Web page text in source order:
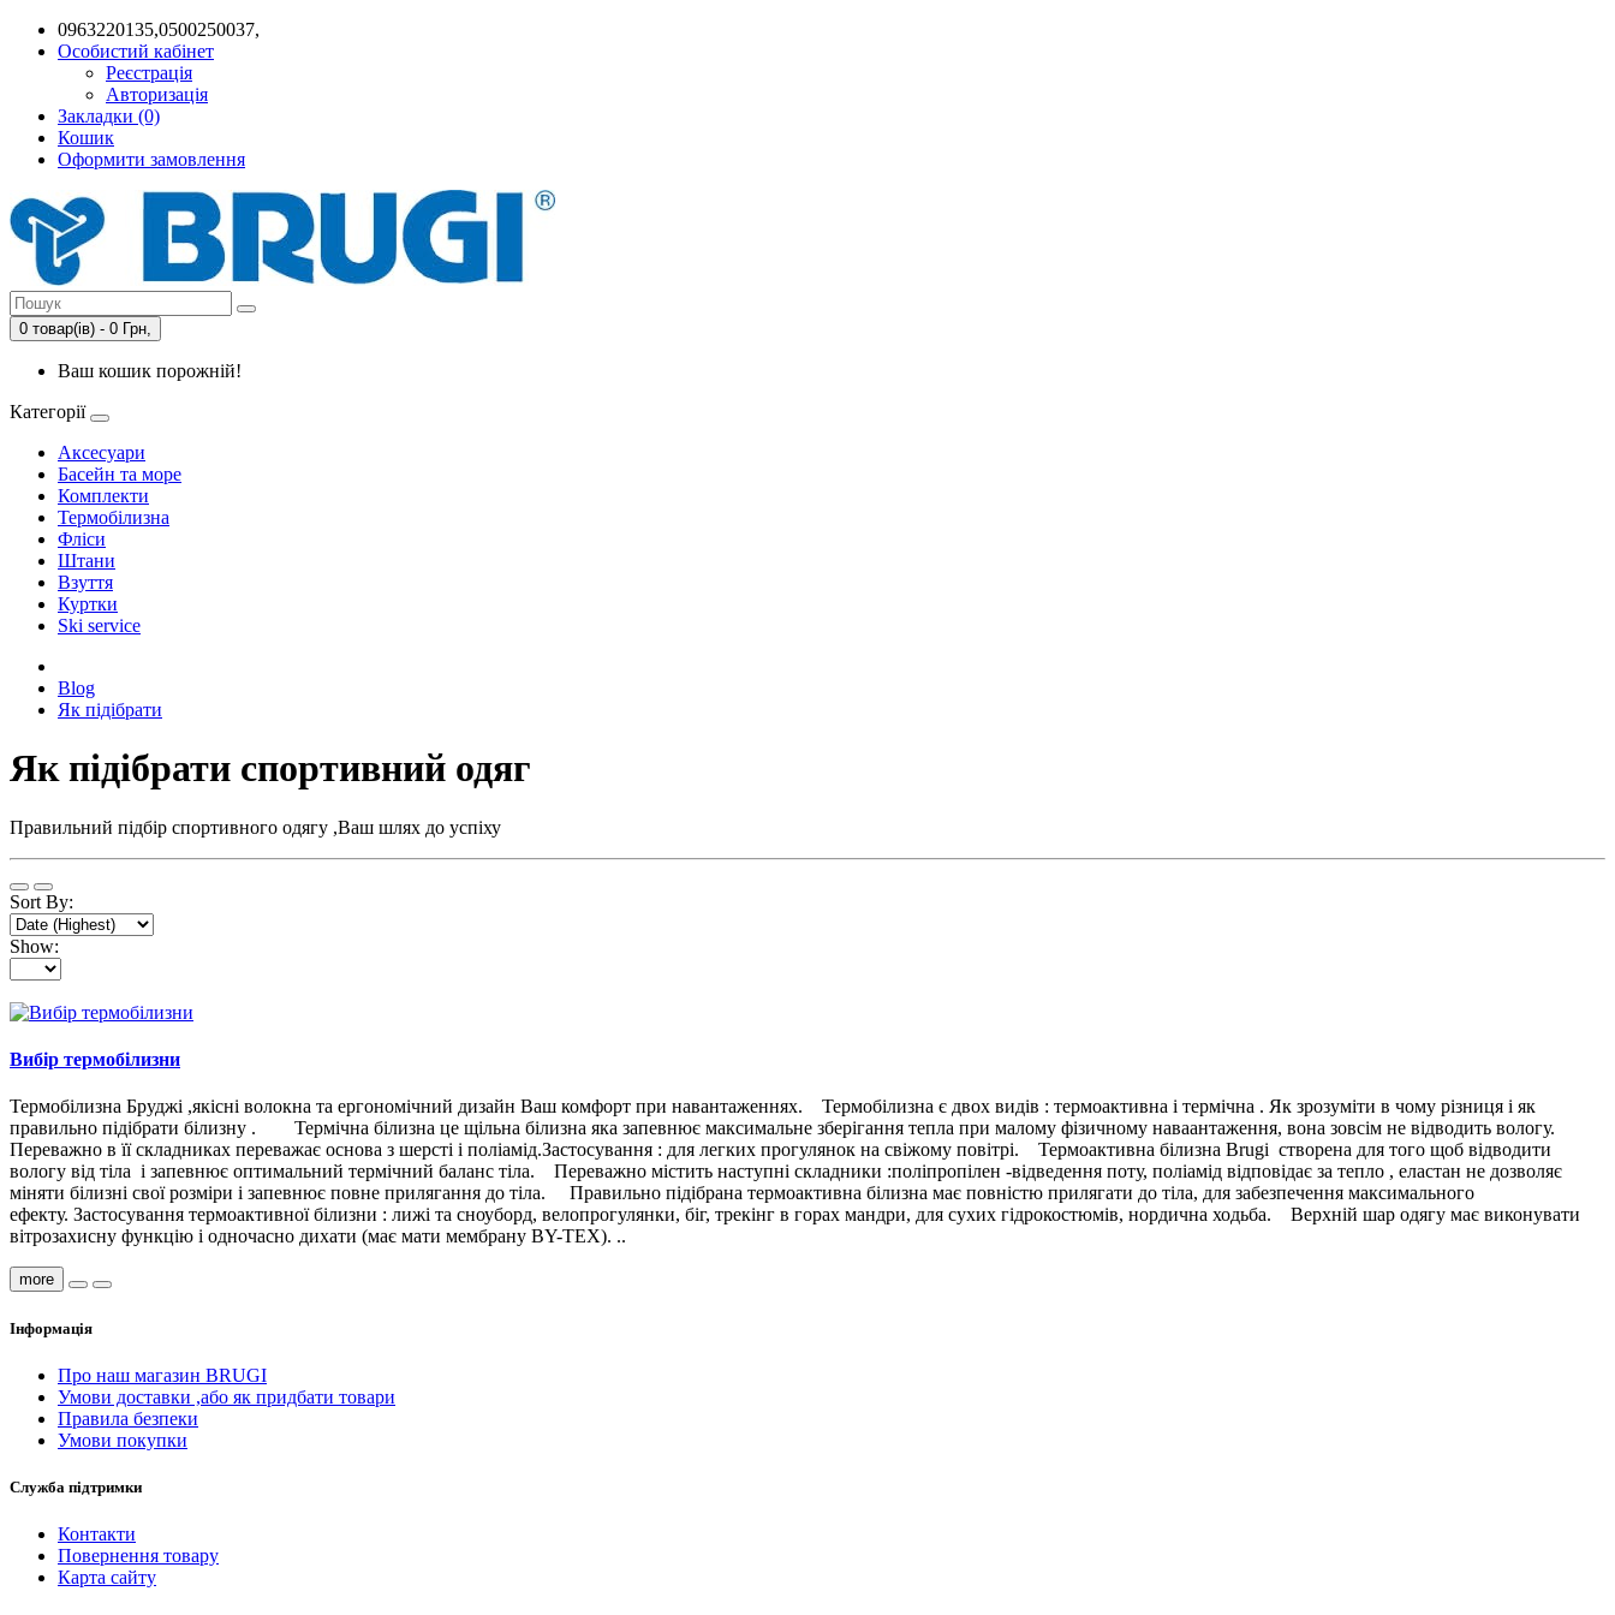
0963220135,0500250037,
Особистий кабінет
Реєстрація
Авторизація
Закладки (0)
Кошик
Оформити замовлення
0 товар(ів) - 0 Грн,
Ваш кошик порожній!
Категорії
Аксесуари
Басейн та море
Комплекти
Термобілизна
Фліси
Штани
Взуття
Куртки
Ski service
Blog
Як підібрати
Як підібрати спортивний одяг
Правильний підбір спортивного одягу ,Ваш шлях до успіху
Sort By:
Show:
Вибір термобілизни
Термобілизна Бруджі ,якісні волокна та ергономічний дизайн Ваш комфорт при навантаженнях. Термобілизна є двох видів : термоактивна і термічна . Як зрозуміти в чому різниця і як
правильно підібрати білизну . Термічна білизна це щільна білизна яка запевнює максимальне зберігання тепла при малому фізичному наваантаження, вона зовсім не відводить вологу.
Переважно в її складниках переважає основа з шерсті і поліамід.Застосування : для легких прогулянок на свіжому повітрі. Термоактивна білизна Brugi створена для того щоб відводити
вологу від тіла і запевнює оптимальний термічний баланс тіла. Переважно містить наступні складники :поліпропілен -відведення поту, поліамід відповідає за тепло , еластан не дозволяє
міняти білизні свої розміри і запевнює повне прилягання до тіла. Правильно підібрана термоактивна білизна має повністю прилягати до тіла, для забезпечення максимального
ефекту. Застосування термоактивної білизни : лижі та сноуборд, велопрогулянки, біг, трекінг в горах мандри, для сухих гідрокостюмів, нордична ходьба. Верхній шар одягу має виконувати
вітрозахисну функцію і одночасно дихати (має мати мембрану BY-TEX). ..
more
Інформація
Про наш магазин BRUGI
Умови доставки ,або як придбати товари
Правила безпеки
Умови покупки
Служба підтримки
Контакти
Повернення товару
Карта сайту